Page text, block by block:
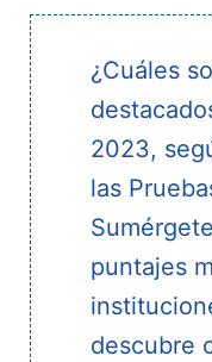
¿Cuáles
2023,
las
puntajes
descubre